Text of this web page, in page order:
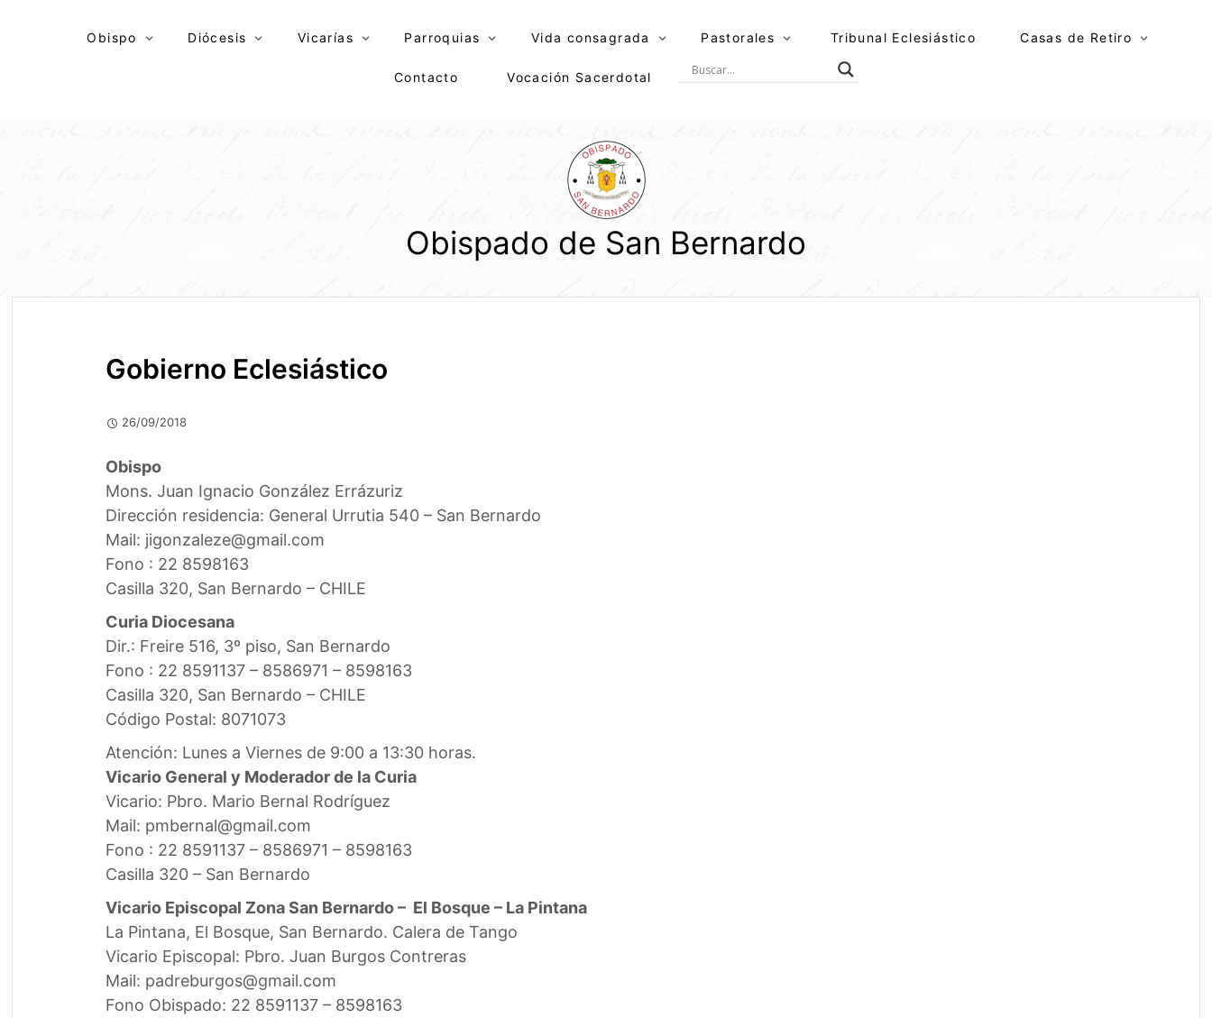
Obispo Diócesis Vicarías Parroquias Vida consagrada Pastorales Tribunal Eclesiástico Casas de Retiro
Contacto Vocación Sacerdotal
Obispado de San Bernardo
Gobierno Eclesiástico
26/09/2018
Obispo
Mons. Juan Ignacio González Errázuriz
Dirección residencia: General Urrutia 540 – San Bernardo
Mail: jigonzaleze@gmail.com
Fono : 22 8598163
Casilla 320, San Bernardo – CHILE
Curia Diocesana
Dir.: Freire 516, 3º piso, San Bernardo
Fono : 22 8591137 – 8586971 – 8598163
Casilla 320, San Bernardo – CHILE
Código Postal: 8071073
Atención: Lunes a Viernes de 9:00 a 13:30 horas.
Vicario General y Moderador de la Curia
Vicario: Pbro. Mario Bernal Rodríguez
Mail: pmbernal@gmail.com
Fono : 22 8591137 – 8586971 – 8598163
Casilla 320 – San Bernardo
Vicario Episcopal Zona San Bernardo – El Bosque – La Pintana
La Pintana, El Bosque, San Bernardo. Calera de Tango
Vicario Episcopal: Pbro. Juan Burgos Contreras
Mail: padreburgos@gmail.com
Fono Obispado: 22 8591137 – 8598163